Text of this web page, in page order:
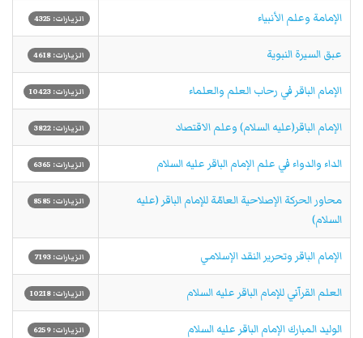
الإمامة وعلم الأنبياء الزيارات: 4325
عبق السيرة النبوية الزيارات: 4618
الإمام الباقر في رحاب العلم والعلماء الزيارات: 10423
الإمام الباقر(علیه السلام) وعلم الاقتصاد الزيارات: 3822
الداء والدواء في علم الإمام الباقر علیه السلام الزيارات: 6365
محاور الحركة الإصلاحية العامّة للإمام الباقر (عليه
السلام)
الزيارات: 8585
الإمام الباقر وتحرير النقد الإسلامي الزيارات: 7193
العلم القرآني للإمام الباقر علیه السلام الزيارات: 10218
الوليد المبارك الإمام الباقر علیه السلام الزيارات: 6259